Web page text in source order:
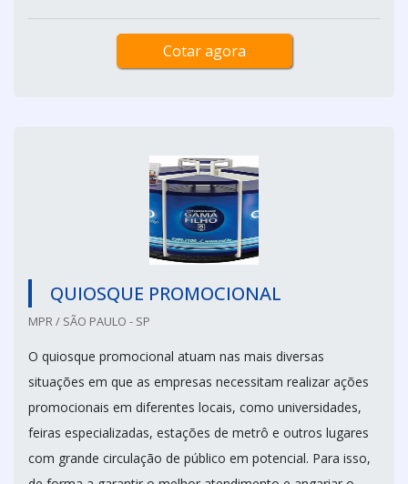
Cotar agora
QUIOSQUE PROMOCIONAL
MPR / SÃO PAULO - SP
O quiosque promocional atuam nas mais diversas
situações em que as empresas necessitam realizar ações
promocionais em diferentes locais, como universidades,
feiras especializadas, estações de metrô e outros lugares
com grande circulação de público em potencial. Para isso,